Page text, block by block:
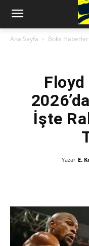
Ana Sayfa Boks Haberleri
İşte
Yazar E.